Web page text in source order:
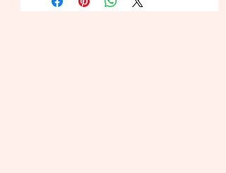
entnehmenden Bedienungen an uns